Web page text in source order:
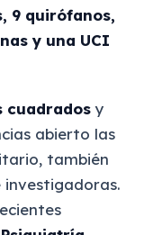
9 quirófanos,
y una UCI
cuadradosy
abierto las
también
investigadoras.